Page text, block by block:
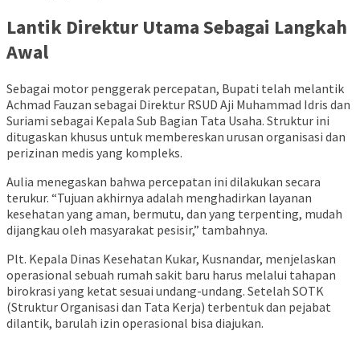
Lantik Direktur Utama Sebagai Langkah
Awal
Sebagai motor penggerak percepatan, Bupati telah melantik
Achmad Fauzan sebagai Direktur RSUD Aji Muhammad Idris dan
Suriami sebagai Kepala Sub Bagian Tata Usaha. Struktur ini
ditugaskan khusus untuk membereskan urusan organisasi dan
perizinan medis yang kompleks.
Aulia menegaskan bahwa percepatan ini dilakukan secara
terukur. “Tujuan akhirnya adalah menghadirkan layanan
kesehatan yang aman, bermutu, dan yang terpenting, mudah
dijangkau oleh masyarakat pesisir,” tambahnya.
Plt. Kepala Dinas Kesehatan Kukar, Kusnandar, menjelaskan
operasional sebuah rumah sakit baru harus melalui tahapan
birokrasi yang ketat sesuai undang-undang. Setelah SOTK
(Struktur Organisasi dan Tata Kerja) terbentuk dan pejabat
dilantik, barulah izin operasional bisa diajukan.